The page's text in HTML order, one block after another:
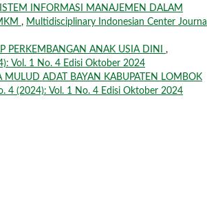
INFORMASI MANAJEMEN DALAM
, Multidisciplinary Indonesian Center Journal
PERKEMBANGAN ANAK USIA DINI ,
Vol. 1 No. 4 Edisi Oktober 2024
MULUD ADAT BAYAN KABUPATEN LOMBOK
4 (2024): Vol. 1 No. 4 Edisi Oktober 2024